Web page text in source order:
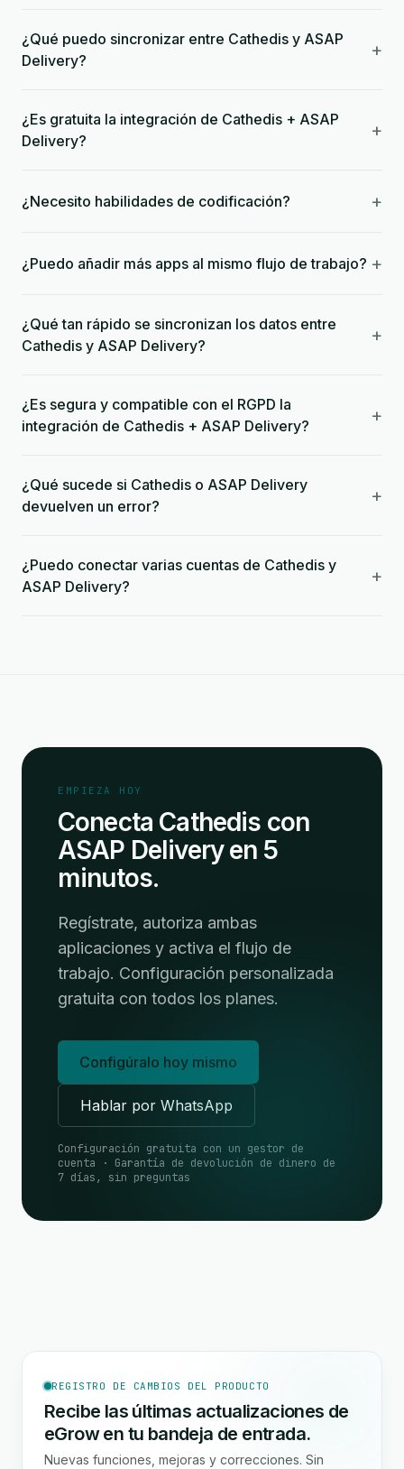
¿Qué puedo sincronizar entre Cathedis y ASAP
Delivery?
+
¿Es gratuita la integración de Cathedis + ASAP
Delivery?
+
¿Necesito habilidades de codificación? +
¿Puedo añadir más apps al mismo flujo de trabajo? +
¿Qué tan rápido se sincronizan los datos entre
Cathedis y ASAP Delivery?
+
¿Es segura y compatible con el RGPD la
integración de Cathedis + ASAP Delivery?
+
¿Qué sucede si Cathedis o ASAP Delivery
devuelven un error?
+
¿Puedo conectar varias cuentas de Cathedis y
ASAP Delivery?
+
EMPIEZA HOY
Conecta Cathedis con
ASAP Delivery en 5
minutos.
Regístrate, autoriza ambas
aplicaciones y activa el flujo de
trabajo. Configuración personalizada
gratuita con todos los planes.
Configúralo hoy mismo
Hablar por WhatsApp
Configuración gratuita con un gestor de
cuenta · Garantía de devolución de dinero de
7 días, sin preguntas
REGISTRO DE CAMBIOS DEL PRODUCTO
Recibe las últimas actualizaciones de
eGrow en tu bandeja de entrada.
Nuevas funciones, mejoras y correcciones. Sin